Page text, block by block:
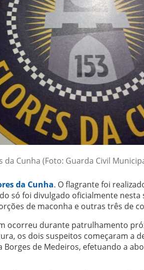
Cunha (Foto: Guarda Civil
da Cunha. O flagrante foi
só foi divulgado oficialmente nesta
de maconha e outras três de
ocorreu durante patrulhamento
os dois suspeitos começaram a
de Medeiros, efetuando a